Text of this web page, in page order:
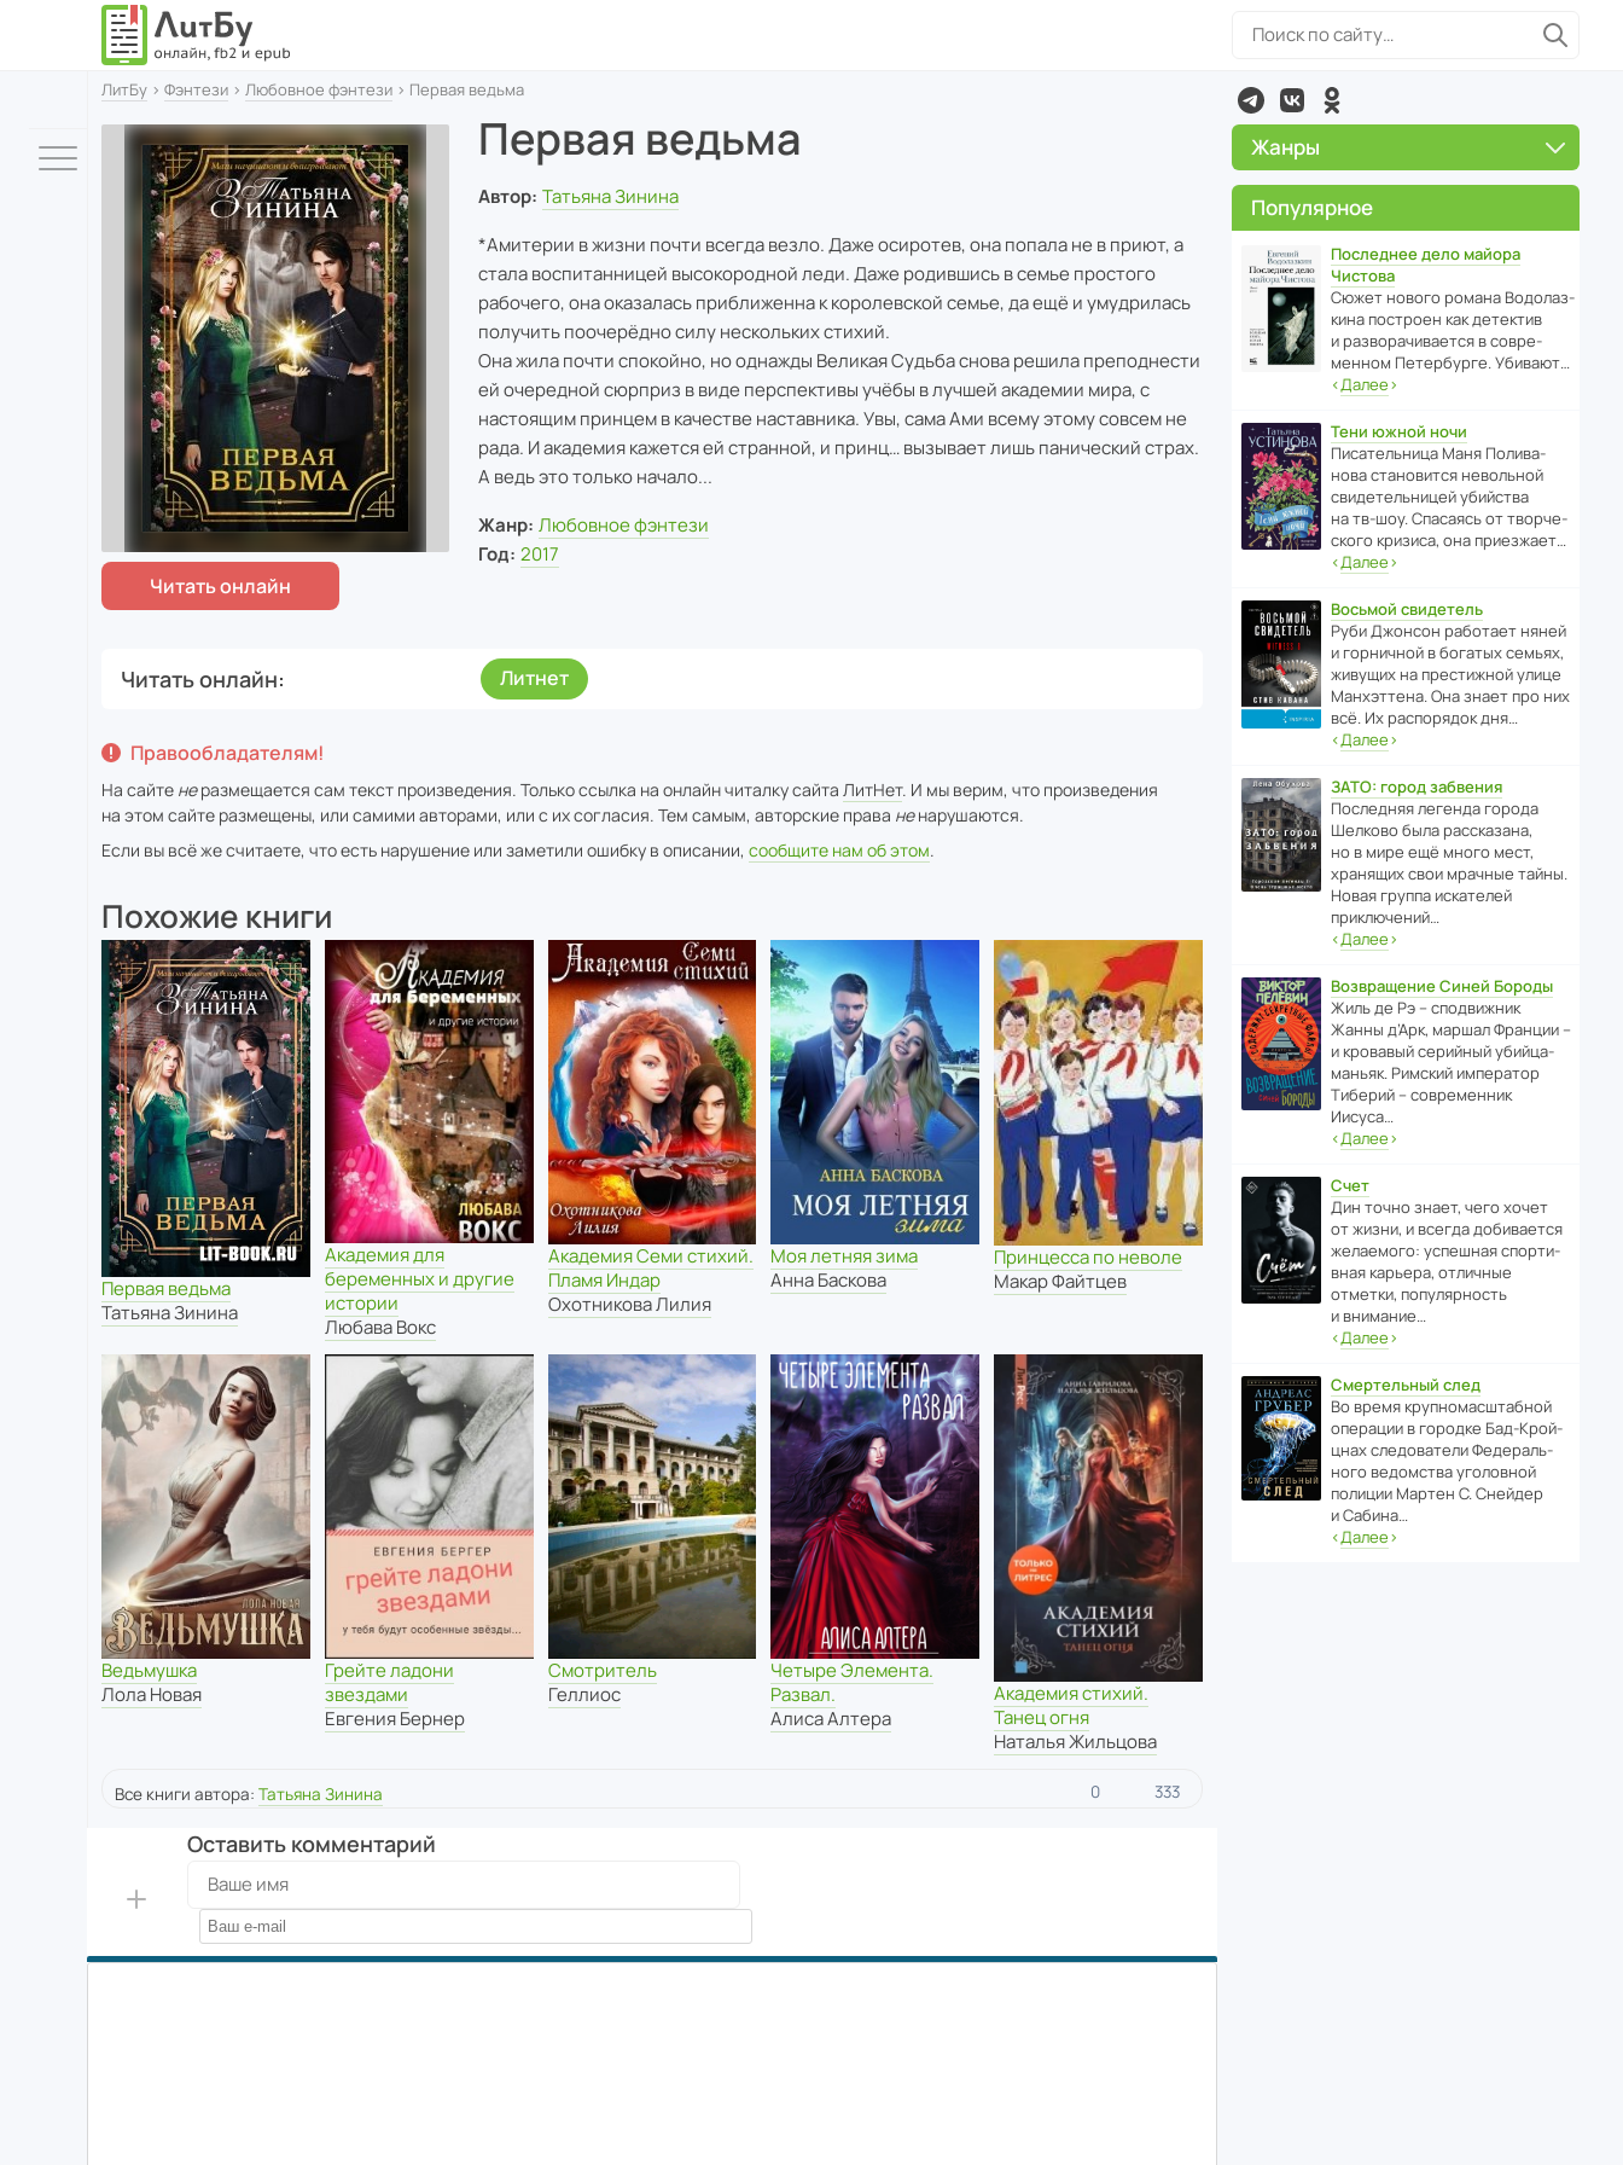
ЛитБу › Фэнтези › Любовное фэнтези › Первая ведьма
Первая ведьма
Автор: Татьяна Зинина
*Амитерии в жизни почти всегда везло. Даже осиротев, она попала не в приют, а
стала воспитанницей высокородной леди. Даже родившись в семье простого
рабочего, она оказалась приближенна к королевской семье, да ещё и умудрилась
получить поочерёдно силу нескольких стихий.
Она жила почти спокойно, но однажды Великая Судьба снова решила преподнести
ей очередной сюрприз в виде перспективы учёбы в лучшей академии мира, с
настоящим принцем в качестве наставника. Увы, сама Ами всему этому совсем не
рада. И академия кажется ей странной, и принц… вызывает лишь панический страх.
А ведь это только начало...
Жанр: Любовное фэнтези
Год: 2017
Читать онлайн Литнет
Правообладателям!
На сайте неразмещается сам текст произведения. Только ссылка на онлайн читалку сайта ЛитНет. И мы верим, что произведения
на этом сайте размещены, или самими авторами, или с их согласия. Тем самым, авторские права ненарушаются.
Если вы всё же считаете, что есть нарушение или заметили ошибку в описании, сообщите нам об этом.
Похожие книги
Первая ведьма
Татьяна Зинина
Академия для
беременных и другие
истории
Любава Вокс
Академия Семи стихий.
Пламя Индар
Охотникова Лилия
Моя летняя зима
Анна Баскова
Принцесса по неволе
Макар Файтцев
Ведьмушка
Лола Новая
Грейте ладони
звездами
Евгения Бернер
Смотритель
Геллиос
Четыре Элемента.
Развал.
Алиса Алтера
Академия стихий.
Танец огня
Наталья Жильцова
Все книги автора: Татьяна Зинина 0 333
Оставить комментарий
Жанры
Популярное
Последнее дело майора
Чистова
Сюжет нового романа Водо­ла­з­
кина пост­роен как дете­ктив
и разво­ра­чи­ва­ется в совре­
менном Пете­р­бурге. Убивают…
‹Далее›
Тени южной ночи
Писа­тель­ница Маня Поли­ва­
нова стано­вится невольной
свиде­тель­ницей убийства
на тв-шоу. Спасаясь от твор­че­
с­кого кризиса, она приезжает…
‹Далее›
Восьмой свидетель
Руби Джонсон рабо­тает няней
и горни­чной в богатых семьях,
живущих на прес­ти­жной улице
Манх­эт­тена. Она знает про них
всё. Их распо­рядок дня…
‹Далее›
ЗАТО: город забвения
После­дняя легенда города
Шелково была расска­зана,
но в мире ещё много мест,
хранящих свои мрачные тайны.
Новая группа иска­телей
приключений…
‹Далее›
Возвращение Синей Бороды
Жиль де Рэ – спод­ви­жник
Жанны д’Арк, маршал Франции –
и кровавый серийный убийца-
маньяк. Римский импе­ратор
Тиберий – совре­менник
Иисуса…
‹Далее›
Счет
Дин точно знает, чего хочет
от жизни, и всегда доби­ва­ется
жела­е­мого: успе­шная спор­ти­
вная карьера, отли­чные
отметки, попу­ля­р­ность
и внимание…
‹Далее›
Смертельный след
Во время круп­но­мас­ш­та­бной
операции в городке Бад‑Крой­
цнах следо­ва­тели Феде­раль­
ного ведомства уголо­вной
полиции Мартен С. Снейдер
и Сабина…
‹Далее›